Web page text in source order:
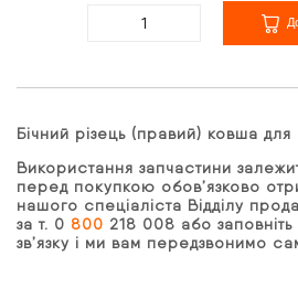
Бічний різець (правий) ковша для
Використання запчастини
перед покупкою обов’язково
нашого спеціаліста Відділу
за т. 0 800 218 008 або
зв’язку і ми вам передзвонимо